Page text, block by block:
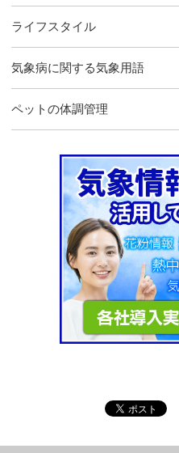
ライフスタイル
気象病に関する気象用語
ペットの体調管理